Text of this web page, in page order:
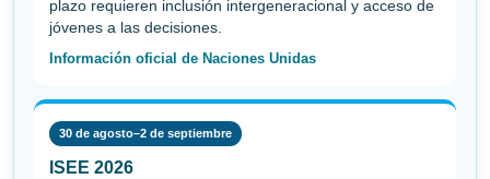
plazo requieren inclusión intergeneracional y acceso de
jóvenes a las decisiones.
Información oficial de Naciones Unidas
30 de agosto–2 de septiembre
ISEE 2026